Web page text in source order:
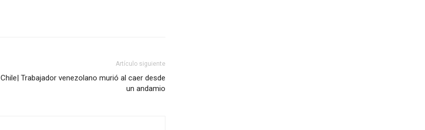
Artículo siguiente
Chile| Trabajador venezolano murió al caer desde
un andamio